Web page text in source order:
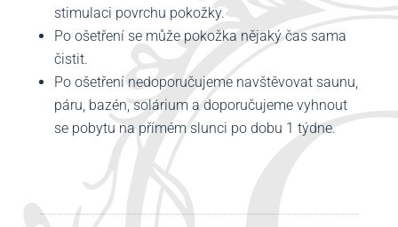
stimulaci povrchu pokožky.
Po ošetření se může pokožka nějaký čas sama
čistit.
Po ošetření nedoporučujeme navštěvovat saunu,
páru, bazén, solárium a doporučujeme vyhnout
se pobytu na přímém slunci po dobu 1 týdne.